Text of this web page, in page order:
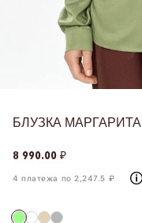
БЛУЗКА МАРГАРИТА
8 990.00 ₽
4 платежа по 2,247.5 ₽